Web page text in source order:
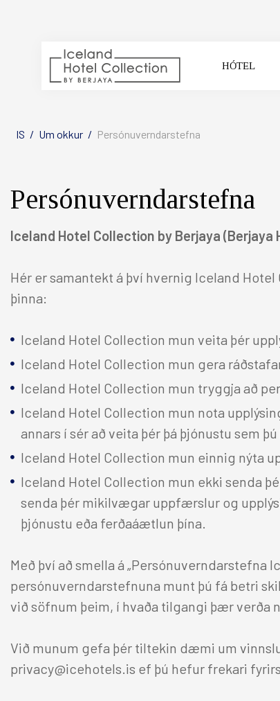
Reykjavík
Gisting
Félagið
HÓTEL
REYKJAVIK CAPITAL
Reykjavík Marina
Iceland Parliament Hotel
Reykjavík Konsúlat hótel
Canopy by Hilton Reykjavik
City Centre
IS / Um okkur / Persónuverndarstefna
Persónuverndarstefna
Iceland Hotel Collection by Berjaya (Berjaya
Hér er samantekt á því hvernig Iceland Hotel
þinna:
Iceland Hotel Collection mun veita þér
Iceland Hotel Collection mun gera
Iceland Hotel Collection mun tryggja að
Iceland Hotel Collection mun nota
annars í sér að veita þér þá þjónustu sem
Iceland Hotel Collection mun einnig nýta
Iceland Hotel Collection mun ekki senda
senda þér mikilvægar uppfærslur og
þjónustu eða ferðaáætlun þína.
Með því að smella á „Persónuverndarstefna
persónuverndarstefnuna munt þú fá betri
við söfnum þeim, í hvaða tilgangi þær verða
Við munum gefa þér tiltekin dæmi um
privacy@icehotels.is ef þú hefur frekari